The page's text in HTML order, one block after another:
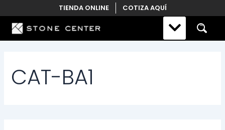
to
content
TIENDA ONLINE COTIZA AQUÍ
CAT-BA1
for: